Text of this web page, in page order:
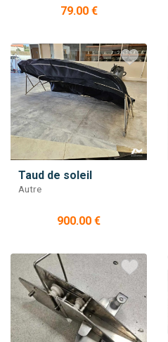
79.00 €
Taud de soleil
Autre
900.00 €